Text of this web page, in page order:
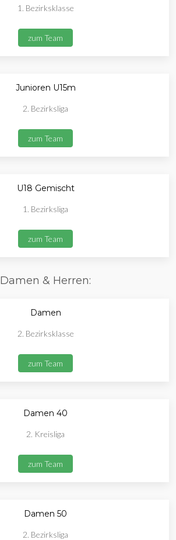
1. Bezirksklasse
zum Team
Junioren U15m
2. Bezirksliga
zum Team
U18 Gemischt
1. Bezirksliga
zum Team
Damen & Herren:
Damen
2. Bezirksklasse
zum Team
Damen 40
2. Kreisliga
zum Team
Damen 50
2. Bezirksliga